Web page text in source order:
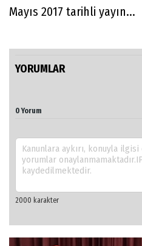
Mayıs 2017 tarihli yayın...
YORUMLAR
0 Yorum